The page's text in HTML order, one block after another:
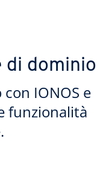
di dominio
IONOS e
funzionalità